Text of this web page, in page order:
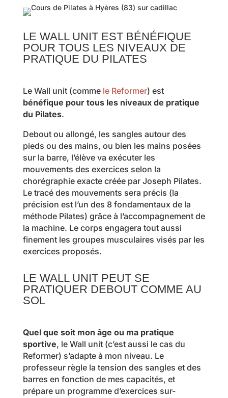
LE WALL UNIT EST BÉNÉFIQUE
POUR TOUS LES NIVEAUX DE
PRATIQUE DU PILATES
Le Wall unit (comme le Reformer) est
bénéfique pour tous les niveaux de pratique
du Pilates.
Debout ou allongé, les sangles autour des
pieds ou des mains, ou bien les mains posées
sur la barre, l’élève va exécuter les
mouvements des exercices selon la
chorégraphie exacte créée par Joseph Pilates.
Le tracé des mouvements sera précis (la
précision est l’un des 8 fondamentaux de la
méthode Pilates) grâce à l’accompagnement de
la machine. Le corps engagera tout aussi
finement les groupes musculaires visés par les
exercices proposés.
LE WALL UNIT PEUT SE
PRATIQUER DEBOUT COMME AU
SOL
Quel que soit mon âge ou ma pratique
sportive, le Wall unit (c’est aussi le cas du
Reformer) s’adapte à mon niveau. Le
professeur règle la tension des sangles et des
barres en fonction de mes capacités, et
prépare un programme d’exercices sur-